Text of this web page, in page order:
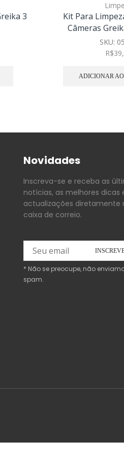
3
Kit Para
Câmeras
SKU:
R$
ADICIONAR
Novidades
Inscreva-se e receba as
notícias, as melhores dicas
actualizações diretamente
caixa de correio.
* Não se preocupe, não
spam.